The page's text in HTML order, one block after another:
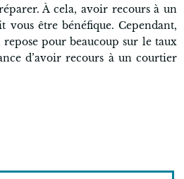
À cela, avoir recours à un
être bénéfique. Cependant,
pour beaucoup sur le taux
d’avoir recours à un courtier